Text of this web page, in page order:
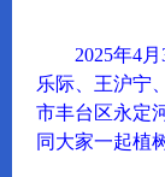
2025年4
乐际、王沪宁
市丰台区永定
同大家一起植